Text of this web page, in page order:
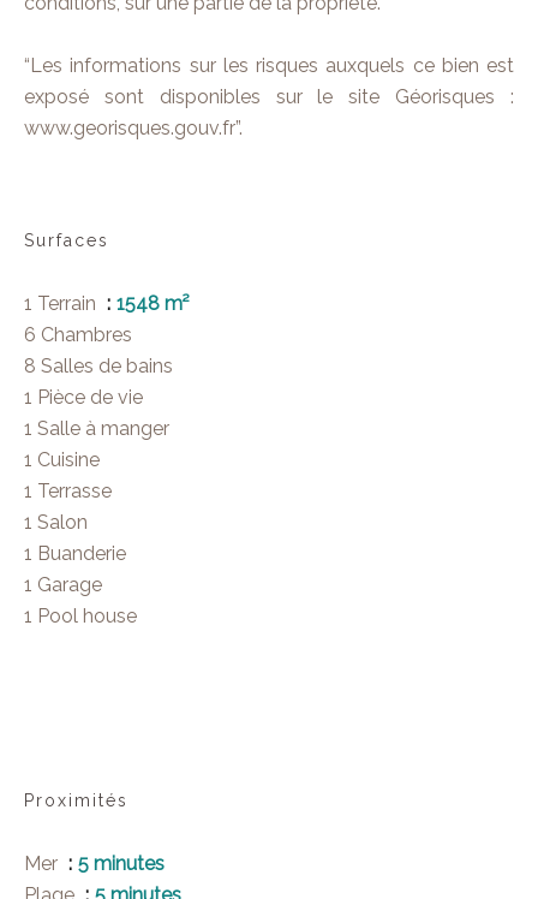
“Les informations sur les risques auxquels ce bien est
exposé sont disponibles sur le site Géorisques :
www.georisques.gouv.fr”.
Surfaces
1 Terrain
1548 m²
6 Chambres
8 Salles de bains
1 Pièce de vie
1 Salle à manger
1 Cuisine
1 Terrasse
1 Salon
1 Buanderie
1 Garage
1 Pool house
Proximités
Mer
5 minutes